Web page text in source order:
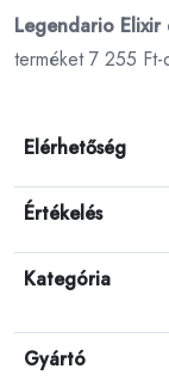
Legendario Elixir
terméket 7 255
Elérhetőség
Értékelés
Kategória
Gyártó